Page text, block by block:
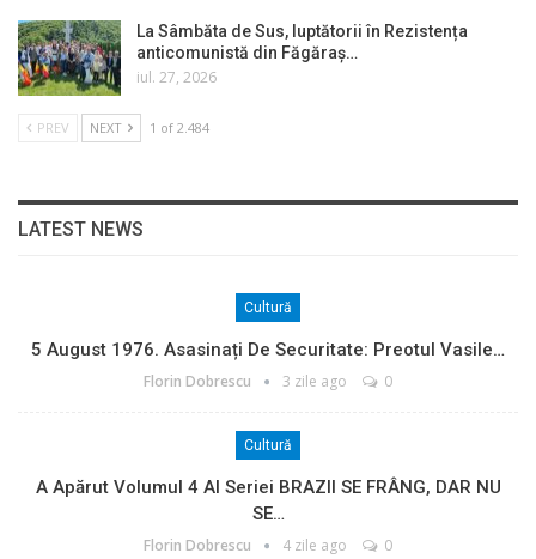
La Sâmbăta de Sus, luptătorii în Rezistența
anticomunistă din Făgăraș…
iul. 27, 2026
PREV NEXT 1 of 2.484
LATEST NEWS
Cultură
5 August 1976. Asasinați De Securitate: Preotul Vasile…
Florin Dobrescu 3 zile ago 0
Cultură
A Apărut Volumul 4 Al Seriei BRAZII SE FRÂNG, DAR NU
SE…
Florin Dobrescu 4 zile ago 0